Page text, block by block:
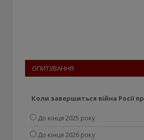
ОПИТУВАННЯ
Коли завершиться війна Росії
До кінця 2025 року
До кінця 2026 року